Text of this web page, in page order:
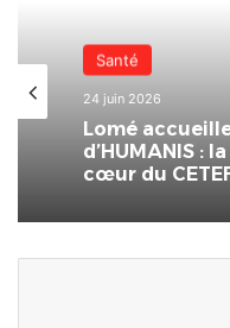
Santé
24 juin 2026
d’HUMANIS :
Nationale
31 mai 2026
CETEF Togo